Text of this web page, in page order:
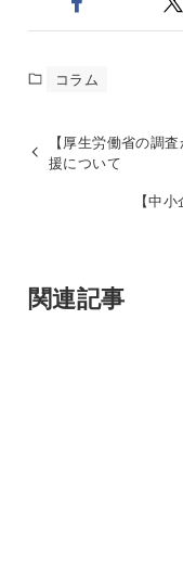
コラム
【厚生労働省の調
援について
【中
関連記事